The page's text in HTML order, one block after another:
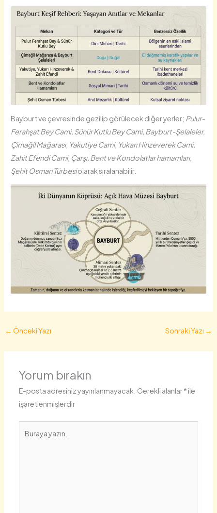
Bayburt ve çevresinde gezilip görülecek diğer yerler; Pulur-
Ferahşat Bey Cami, Sünür Kutlu Bey Cami, Bayburt-Şelaleler,
Çimağil Mağarası, Yakutiye Cami, Yukarı Hinzeverek Cami,
Zahit Efendi Cami, Çarşı, Bent ve Kondolatlar hamamları,
Şehit Osman Türbesiolarak sıralanabilir.
← Önceki Yazı Sonraki Yazı →
Yorum bırakın
E-posta adresiniz yayınlanmayacak. Gerekli alanlar* ile
işaretlenmişlerdir
yazın..